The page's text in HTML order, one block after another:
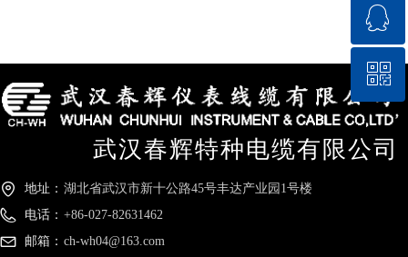
地址： 湖北省武汉市新十公路45号丰达产业园1号楼
电话： +86-027-82631462
邮箱： ch-wh04@163.com
武汉春辉特种电缆有限公司
18571711144
ꁗ
QQ客服
ꀥ
微信二维码